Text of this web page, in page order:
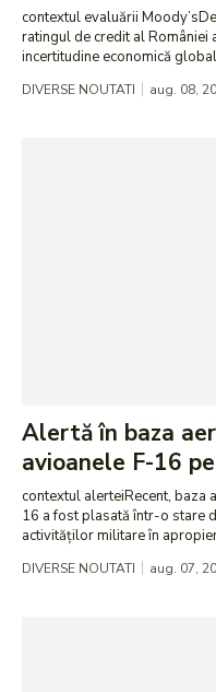
contextul evaluării
ratingul de credit al României
incertitudine economică
DIVERSE NOUTATI aug. 08,
Alertă în baza
avioanele F-16
contextul alerteiRecent, baza
16 a fost plasată într-o stare
activităților militare în
DIVERSE NOUTATI aug. 07,